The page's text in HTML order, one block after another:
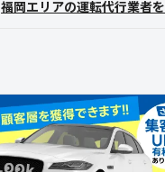
福岡エリアの運転代行業者